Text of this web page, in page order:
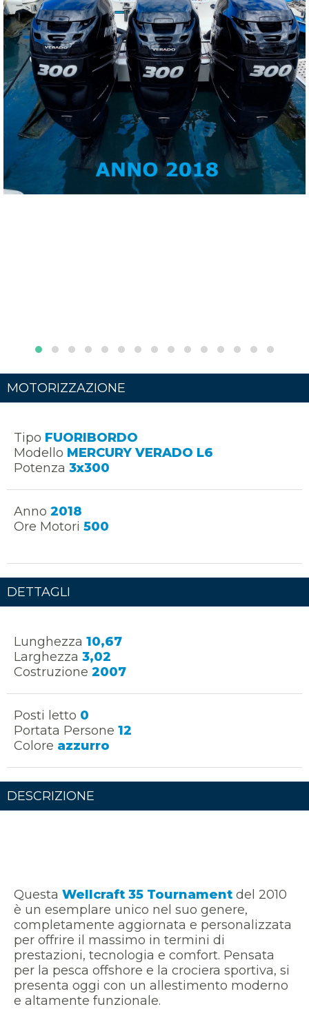
MOTORIZZAZIONE
Tipo FUORIBORDO
Modello MERCURY VERADO L6
Potenza 3x300
Anno 2018
Ore Motori 500
DETTAGLI
Lunghezza 10,67
Larghezza 3,02
Costruzione 2007
Posti letto 0
Portata Persone 12
Colore azzurro
DESCRIZIONE
Questa Wellcraft 35 Tournament del 2010
è un esemplare unico nel suo genere,
completamente aggiornata e personalizzata
per offrire il massimo in termini di
prestazioni, tecnologia e comfort. Pensata
per la pesca offshore e la crociera sportiva, si
presenta oggi con un allestimento moderno
e altamente funzionale.